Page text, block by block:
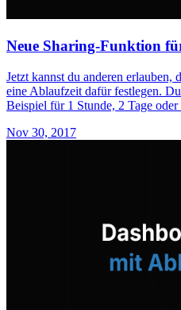
Neue Sharing-Funktion
Jetzt kannst du anderen erlauben,
eine Ablaufzeit dafür festlegen.
Beispiel für 1 Stunde, 2 Tage
Nov 30, 2017